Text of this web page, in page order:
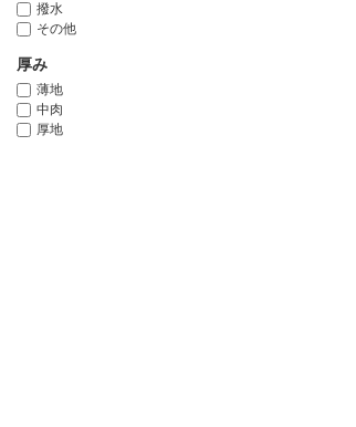
撥水
その他
厚み
薄地
中肉
厚地